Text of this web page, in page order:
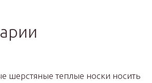
шерстяные теплые носки носить